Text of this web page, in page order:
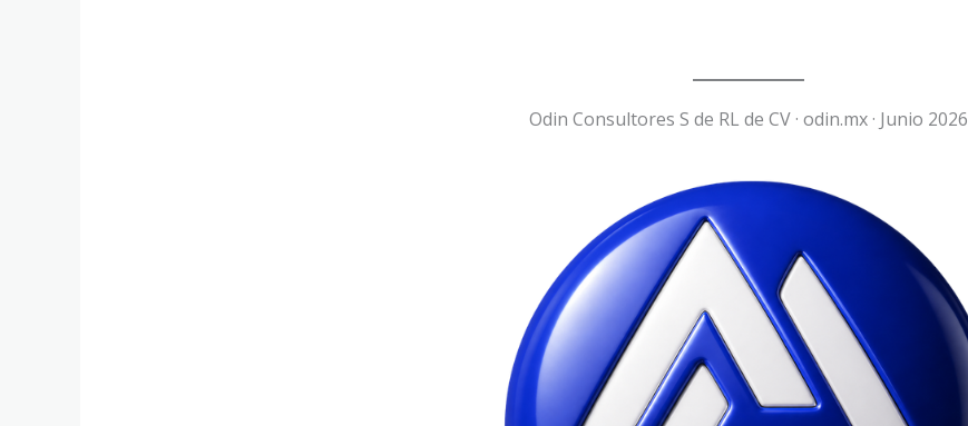
Odin Consultores S de RL de CV · odin.mx · Junio 2026